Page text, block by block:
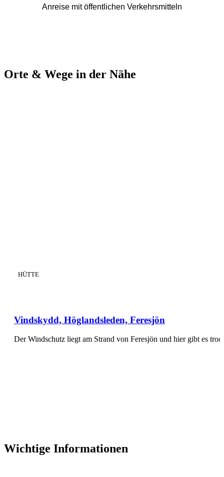
Anreise mit öffentlichen Verkehrsmitteln
Orte & Wege in der Nähe
Vindskydd, Höglandsleden, Feresjön
KATEGORIE
HÜTTE
Der Windschutz liegt am Strand von Feresjön und hier gibt es
Wichtige Informationen